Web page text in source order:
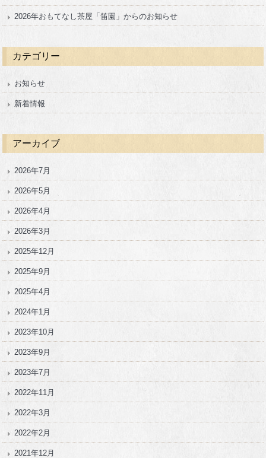
2026年おもてなし茶屋「笛園」からのお知らせ
カテゴリー
お知らせ
新着情報
アーカイブ
2026年7月
2026年5月
2026年4月
2026年3月
2025年12月
2025年9月
2025年4月
2024年1月
2023年10月
2023年9月
2023年7月
2022年11月
2022年3月
2022年2月
2021年12月